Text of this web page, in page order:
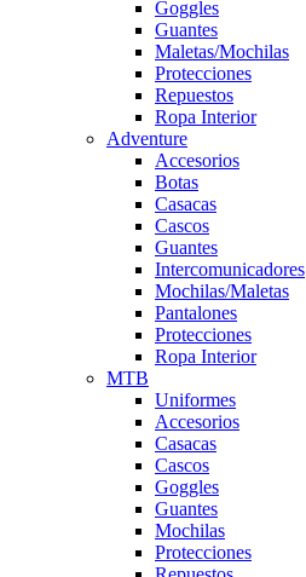
Goggles
Guantes
Maletas/Mochilas
Protecciones
Repuestos
Ropa Interior
Adventure
Accesorios
Botas
Casacas
Cascos
Guantes
Intercomunicadores
Mochilas/Maletas
Pantalones
Protecciones
Ropa Interior
MTB
Uniformes
Accesorios
Casacas
Cascos
Goggles
Guantes
Mochilas
Protecciones